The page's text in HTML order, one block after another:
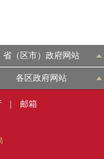
省（区市）政府网站
各区政府网站
邮箱